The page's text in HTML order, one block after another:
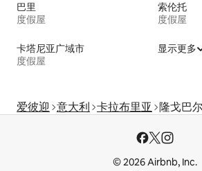
巴里
度假屋
索伦托
度假屋
卡塔尼亚广域市
度假屋
显示更多
爱彼迎 意大利 卡拉布里亚 隆戈巴
© 2026 Airbnb, Inc.